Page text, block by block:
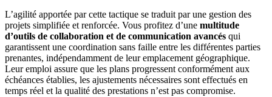
L’agilité apportée par cette tactique se traduit par une gestion des
projets simplifiée et renforcée. Vous profitez d’une multitude
d’outils de collaboration et de communication avancés qui
garantissent une coordination sans faille entre les différentes parties
prenantes, indépendamment de leur emplacement géographique.
Leur emploi assure que les plans progressent conformément aux
échéances établies, les ajustements nécessaires sont effectués en
temps réel et la qualité des prestations n’est pas compromise.